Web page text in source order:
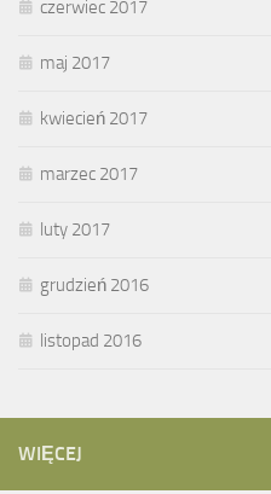
czerwiec 2017
maj 2017
kwiecień 2017
marzec 2017
luty 2017
grudzień 2016
listopad 2016
WIĘCEJ